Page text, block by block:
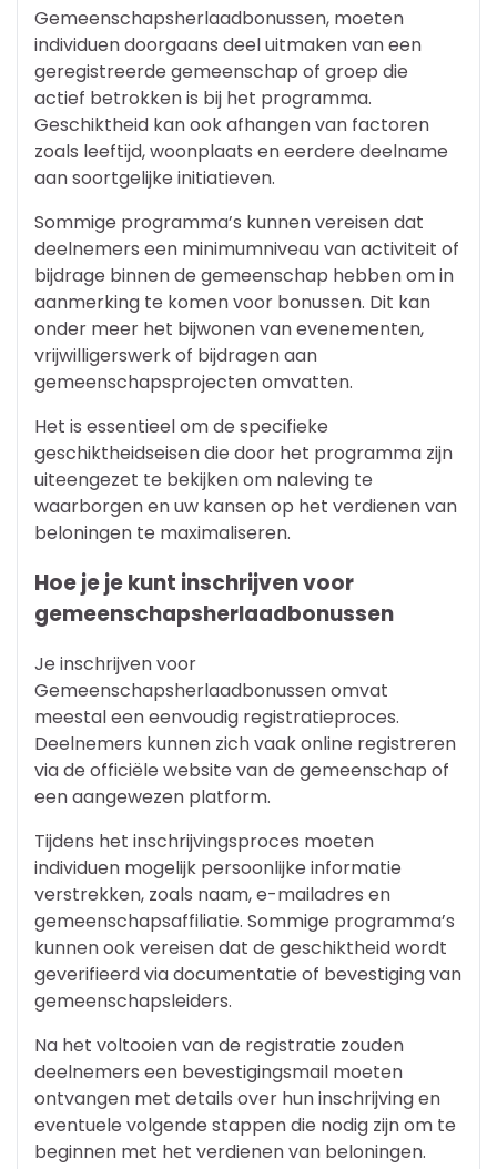
Gemeenschapsherlaadbonussen, moeten
individuen doorgaans deel uitmaken van een
geregistreerde gemeenschap of groep die
actief betrokken is bij het programma.
Geschiktheid kan ook afhangen van factoren
zoals leeftijd, woonplaats en eerdere deelname
aan soortgelijke initiatieven.
Sommige programma’s kunnen vereisen dat
deelnemers een minimumniveau van activiteit of
bijdrage binnen de gemeenschap hebben om in
aanmerking te komen voor bonussen. Dit kan
onder meer het bijwonen van evenementen,
vrijwilligerswerk of bijdragen aan
gemeenschapsprojecten omvatten.
Het is essentieel om de specifieke
geschiktheidseisen die door het programma zijn
uiteengezet te bekijken om naleving te
waarborgen en uw kansen op het verdienen van
beloningen te maximaliseren.
Hoe je je kunt inschrijven voor
gemeenschapsherlaadbonussen
Je inschrijven voor
Gemeenschapsherlaadbonussen omvat
meestal een eenvoudig registratieproces.
Deelnemers kunnen zich vaak online registreren
via de officiële website van de gemeenschap of
een aangewezen platform.
Tijdens het inschrijvingsproces moeten
individuen mogelijk persoonlijke informatie
verstrekken, zoals naam, e-mailadres en
gemeenschapsaffiliatie. Sommige programma’s
kunnen ook vereisen dat de geschiktheid wordt
geverifieerd via documentatie of bevestiging van
gemeenschapsleiders.
Na het voltooien van de registratie zouden
deelnemers een bevestigingsmail moeten
ontvangen met details over hun inschrijving en
eventuele volgende stappen die nodig zijn om te
beginnen met het verdienen van beloningen.